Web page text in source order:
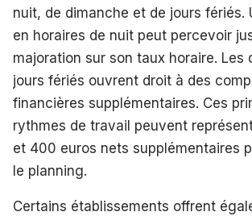
nuit, de dimanche et de jours fériés.
en horaires de nuit peut percevoir
majoration sur son taux horaire. Les
jours fériés ouvrent droit à des
financières supplémentaires. Ces
rythmes de travail peuvent
et 400 euros nets supplémentaires
le planning.
Certains établissements offrent